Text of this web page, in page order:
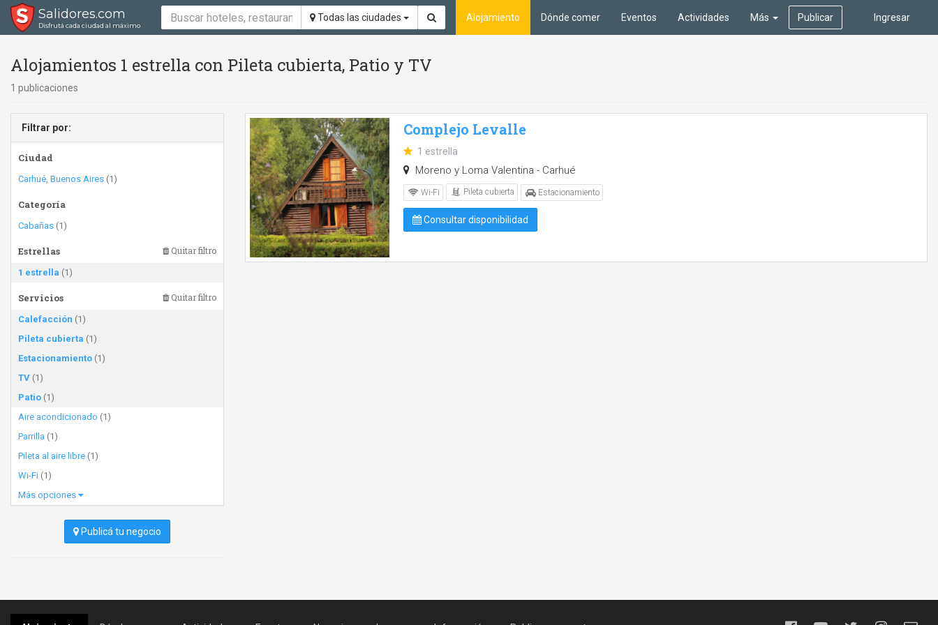
Salidores.com
Disfrutá cada ciudad al máximo
Todas las ciudades Ingresar
Alojamiento Dónde comer Eventos Actividades Más Publicar
Alojamientos 1 estrella con Pileta cubierta, Patio y TV
1 publicaciones
Filtrar por:
Ciudad
Carhué, Buenos Aires (1)
Categoría
Cabañas (1)
Estrellas Quitar filtro
1 estrella (1)
Servicios Quitar filtro
Calefacción (1)
Pileta cubierta (1)
Estacionamiento (1)
TV (1)
Patio (1)
Aire acondicionado (1)
Parrilla (1)
Pileta al aire libre (1)
Wi-Fi (1)
Más opciones
Publicá tu negocio
Complejo Levalle
1 estrella
Moreno y Loma Valentina - Carhué
Wi-Fi Pileta cubierta Estacionamiento
Consultar disponibilidad